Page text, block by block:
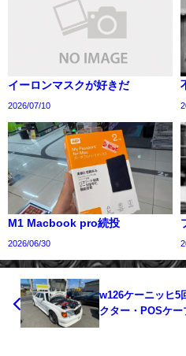
イーロンマスクが好きだ
2026/07/10
M1 Macbook pro続投
2026/06/30
w126ケーニッヒ5
クター・POSケー